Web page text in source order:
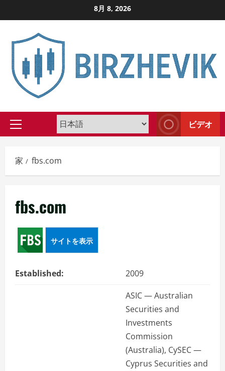
ン
ッ
8月 8, 2026
プ
イ
マ
ニ
ー
ビデオ
家 fbs.com
fbs.com
サイトを表示
Established: 2009
ASIC — Australian
Securities and
Investments
Commission
(Australia), CySEC —
Cyprus Securities and